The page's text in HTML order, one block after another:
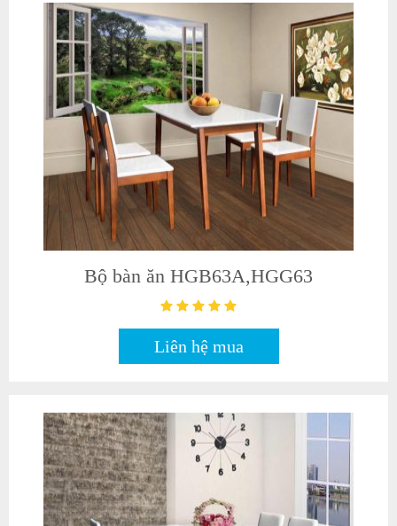
Bộ bàn ăn HGB63A,HGG63
Liên hệ mua